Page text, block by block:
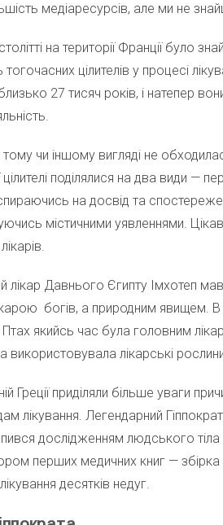
медіаресурсів, але ми не
на території Франції було
цілителів у процесі
27 тисяч років, і натепер
тому чи іншому вигляді не
поділялися на два види —
на досвід та
містичними уявленнями.
лікар Давнього Єгипту Імхотеп
богів, а природним явищем. В
Птах якийсь час була головним
використовувала лікарські
Греції приділяли більше уваги
лікування. Легендарний
дослідженням людського
перших медичних книг —
десятків недуг.